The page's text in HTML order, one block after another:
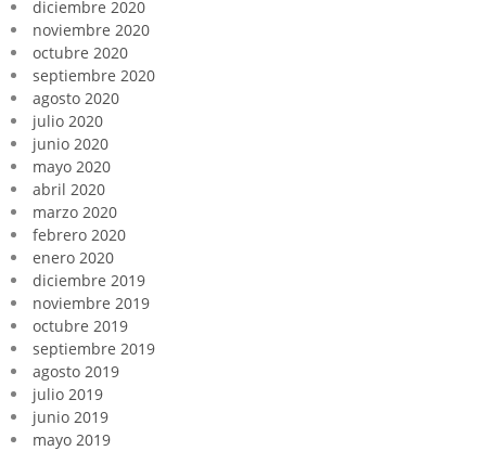
diciembre 2020
noviembre 2020
octubre 2020
septiembre 2020
agosto 2020
julio 2020
junio 2020
mayo 2020
abril 2020
marzo 2020
febrero 2020
enero 2020
diciembre 2019
noviembre 2019
octubre 2019
septiembre 2019
agosto 2019
julio 2019
junio 2019
mayo 2019